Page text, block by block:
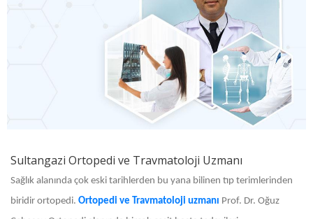
Sultangazi Ortopedi ve Travmatoloji Uzmanı
Sağlık alanında çok eski tarihlerden bu yana bilinen tıp terimlerinden
biridir ortopedi. Ortopedi ve Travmatoloji uzmanı Prof. Dr. Oğuz